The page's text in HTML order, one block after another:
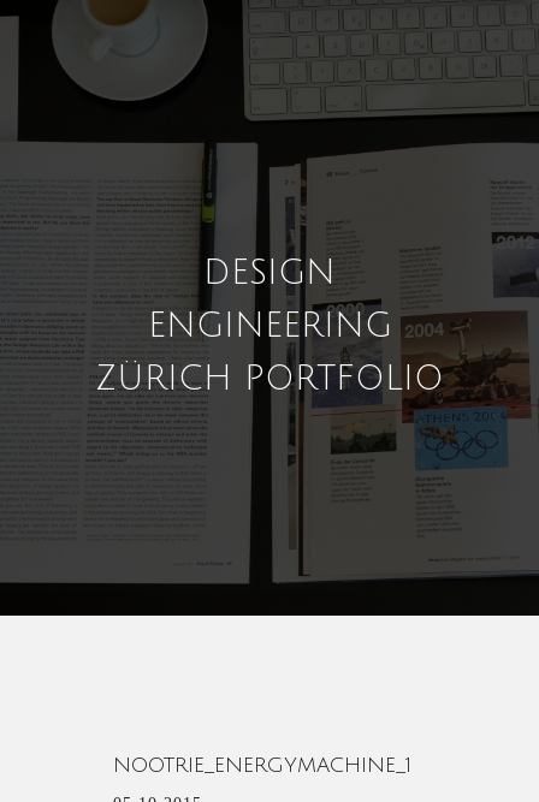
DESIGN
ENGINEERING
ZÜRICH PORTFOLIO
NOOTRIE_ENERGYMACHINE_1